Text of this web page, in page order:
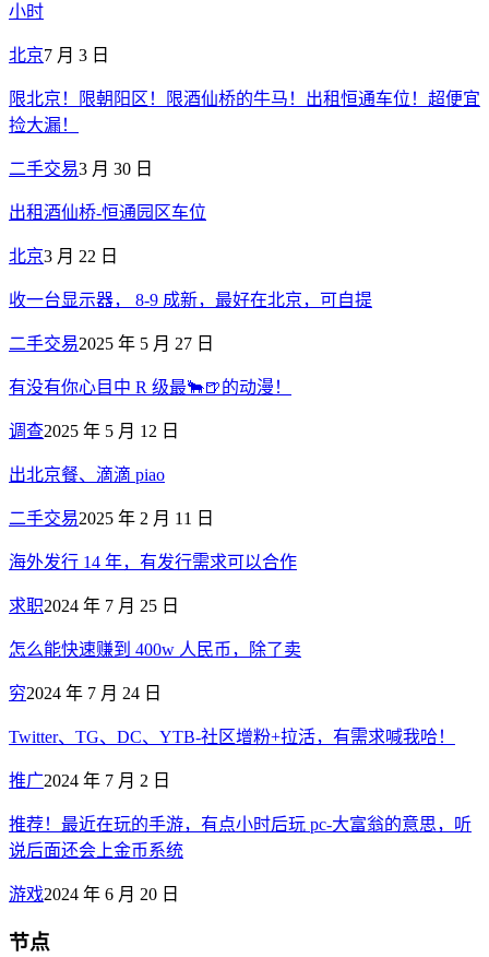
小时
北京7 月 3 日
限北京！限朝阳区！限酒仙桥的牛马！出租恒通车位！超便宜
捡大漏！
二手交易3 月 30 日
出租酒仙桥-恒通园区车位
北京3 月 22 日
收一台显示器， 8-9 成新，最好在北京，可自提
二手交易2025 年 5 月 27 日
有没有你心目中 R 级最🐂🍺的动漫！
调查2025 年 5 月 12 日
出北京餐、滴滴 piao
二手交易2025 年 2 月 11 日
海外发行 14 年，有发行需求可以合作
求职2024 年 7 月 25 日
怎么能快速赚到 400w 人民币，除了卖
穷2024 年 7 月 24 日
Twitter、TG、DC、YTB-社区增粉+拉活，有需求喊我哈！
推广2024 年 7 月 2 日
推荐！最近在玩的手游，有点小时后玩 pc-大富翁的意思，听
说后面还会上金币系统
游戏2024 年 6 月 20 日
节点